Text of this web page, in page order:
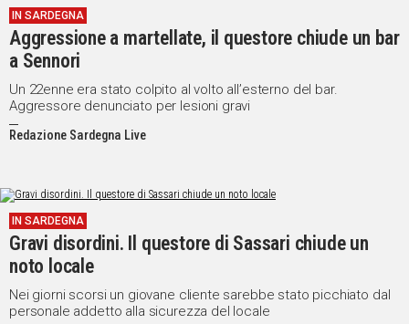
IN SARDEGNA
Aggressione a martellate, il questore chiude un bar
a Sennori
Un 22enne era stato colpito al volto all’esterno del bar.
Aggressore denunciato per lesioni gravi
Redazione Sardegna Live
IN SARDEGNA
Gravi disordini. Il questore di Sassari chiude un
noto locale
Nei giorni scorsi un giovane cliente sarebbe stato picchiato dal
personale addetto alla sicurezza del locale